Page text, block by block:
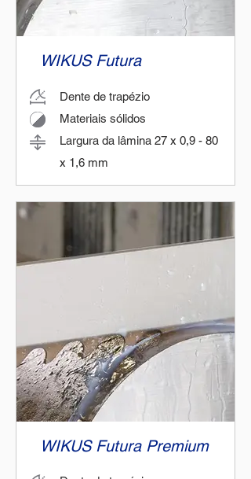
WIKUS Futura
WIKUS Futura Premium
Dente de trapézio
Materiais sólidos
Largura da lâmina 27 x 0,9 - 80
x 1,6 mm